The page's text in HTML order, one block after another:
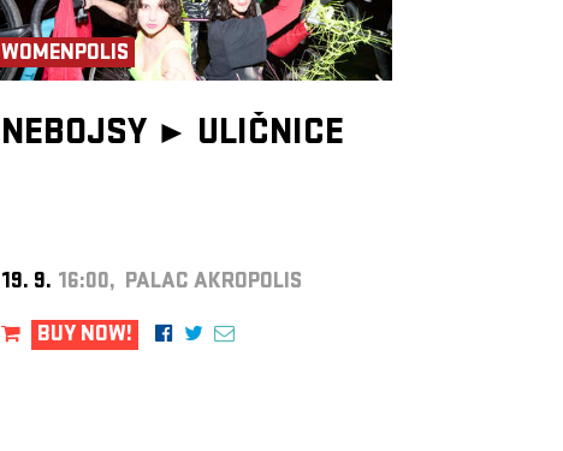
WOMENPOLIS
NEBOJSY ► ULIČNICE
19. 9. 16:00, PALAC AKROPOLIS
BUY NOW!